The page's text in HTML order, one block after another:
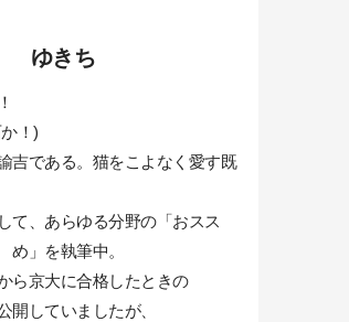
ゆきち
！)
吉である。猫をこよなく愛す既
て、あらゆる分野の「おスス
め」を執筆中。
ら京大に合格したときの
開していましたが、